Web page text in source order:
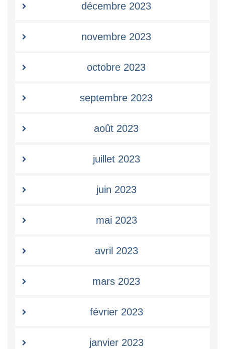
décembre 2023
novembre 2023
octobre 2023
septembre 2023
août 2023
juillet 2023
juin 2023
mai 2023
avril 2023
mars 2023
février 2023
janvier 2023